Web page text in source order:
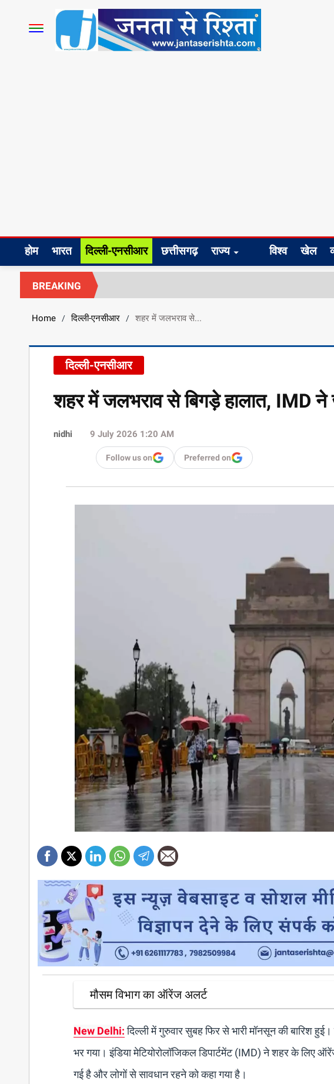
होम भारत दिल्ली-एनसीआर छत्तीसगढ़ राज्य विश्व खेल
BREAKING
Home / दिल्ली-एनसीआर / शहर में जलभराव से...
दिल्ली-एनसीआर
शहर में जलभराव से बिगड़े हालात, IMD ने
nidhi 9 July 2026 1:20 AM
Follow us on Preferred on
मौसम विभाग का ऑरेंज अलर्ट
New Delhi:दिल्ली में गुरुवार सुबह फिर से भारी मॉनसून की बारिश
भर गया। इंडिया मेटियोरोलॉजिकल डिपार्टमेंट (IMD) ने शहर के लिए
गई है और लोगों से सावधान रहने को कहा गया है।